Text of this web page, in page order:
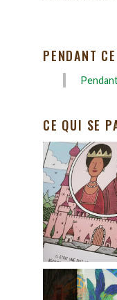
PENDANT
CE QUI SE